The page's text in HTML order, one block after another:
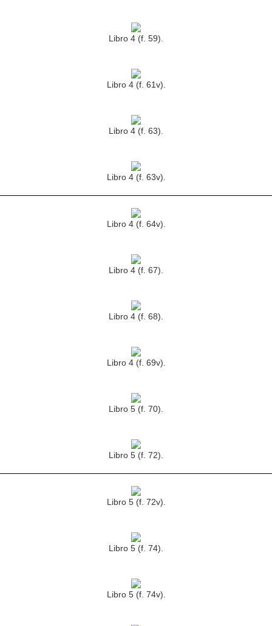
Libro 4 (f. 59).
Libro 4 (f. 61v).
Libro 4 (f. 63).
Libro 4 (f. 63v).
Libro 4 (f. 64v).
Libro 4 (f. 67).
Libro 4 (f. 68).
Libro 4 (f. 69v).
Libro 5 (f. 70).
Libro 5 (f. 72).
Libro 5 (f. 72v).
Libro 5 (f. 74).
Libro 5 (f. 74v).